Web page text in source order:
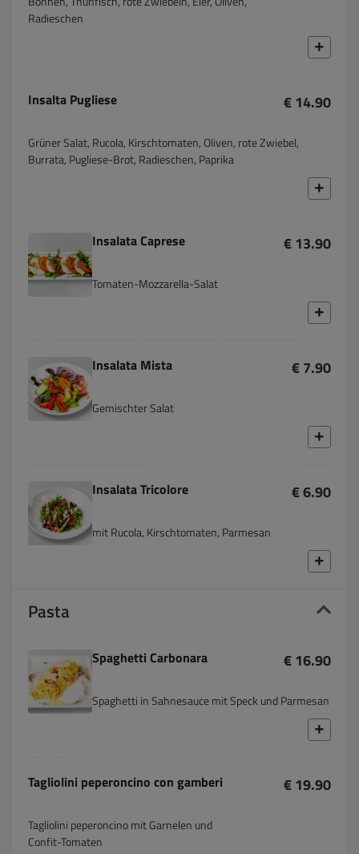
Radieschen
Insalta Pugliese € 14.90
Grüner Salat, Rucola, Kirschtomaten, Oliven, rote Zwiebel,
Burrata, Pugliese-Brot, Radieschen, Paprika
Insalata Caprese € 13.90
Tomaten-Mozzarella-Salat
Insalata Mista € 7.90
Gemischter Salat
Insalata Tricolore € 6.90
mit Rucola, Kirschtomaten, Parmesan
Pasta
Spaghetti Carbonara € 16.90
Spaghetti in Sahnesauce mit Speck und Parmesan
Tagliolini peperoncino con gamberi € 19.90
Tagliolini peperoncino mit Garnelen und
Confit-Tomaten